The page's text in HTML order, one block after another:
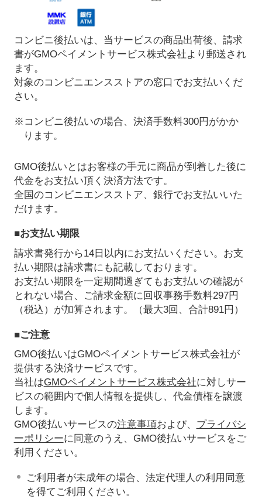
コンビニ後払いは、当サービスの商品出荷後、請求
書がGMOペイメントサービス株式会社より郵送され
ます。
対象のコンビニエンスストアの窓口でお支払いくだ
さい。
※コンビニ後払いの場合、決済手数料300円がかか
ります。
GMO後払いとはお客様の手元に商品が到着した後に
代金をお支払い頂く決済方法です。
全国のコンビニエンスストア、銀行でお支払いいた
だけます。
■お支払い期限
請求書発行から14日以内にお支払いください。お支
払い期限は請求書にも記載しております。
お支払い期限を一定期間過ぎてもお支払いの確認が
とれない場合、ご請求金額に回収事務手数料297円
（税込）が加算されます。（最大3回、合計891円）
■ご注意
GMO後払いはGMOペイメントサービス株式会社が
提供する決済サービスです。
当社はGMOペイメントサービス株式会社に対しサー
ビスの範囲内で個人情報を提供し、代金債権を譲渡
します。
GMO後払いサービスの注意事項および、 プライバシ
ーポリシーに同意のうえ、GMO後払いサービスをご
利用ください。
ご利用者が未成年の場合、法定代理人の利用同意
を得てご利用ください。